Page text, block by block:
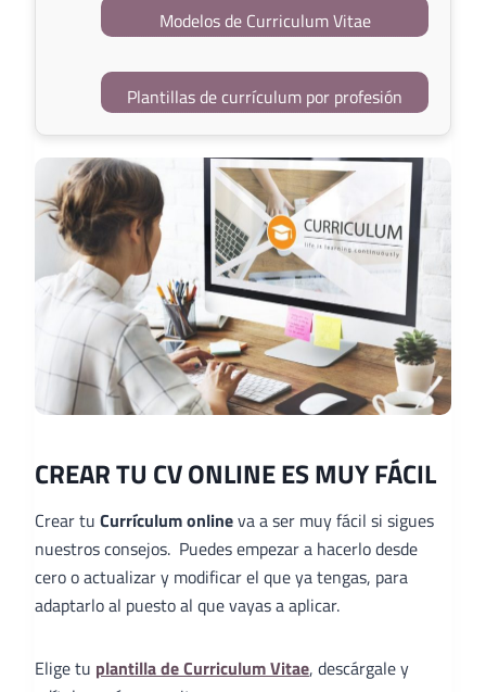
Modelos de Curriculum Vitae
Plantillas de currículum por profesión
CREAR TU CV ONLINE ES MUY FÁCIL
Crear tu Currículum onlineva a ser muy fácil si sigues
nuestros consejos. Puedes empezar a hacerlo desde
cero o actualizar y modificar el que ya tengas, para
adaptarlo al puesto al que vayas a aplicar.
Elige tu plantilla de Curriculum Vitae, descárgale y